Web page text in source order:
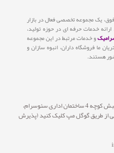
یک مجموعه تخصصی فعال در بازار
خدمات حرفه ای در حوزه تولید،
و خدمات مرتبط در این مجموعه
ما فروشگاه داران، انبوه سازان و
هستند.
اصفهان - خیابان برازنده نبش کوچه 4 ساختمان اداری سئوسرام،
از طریق گوگل مپ کلیک کنید (پذیرش